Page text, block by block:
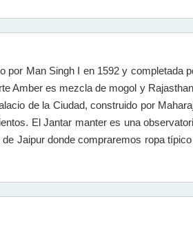
por Man Singh I en 1592 y completada
Amber es mezcla de mogol y
de la Ciudad, construido por
El Jantar manter es una
Jaipur donde compraremos ropa